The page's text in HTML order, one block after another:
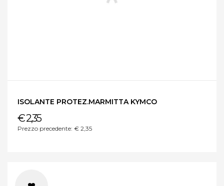
ISOLANTE PROTEZ.MARMITTA KYMCO
€ 2,35
Prezzo precedente: € 2,35